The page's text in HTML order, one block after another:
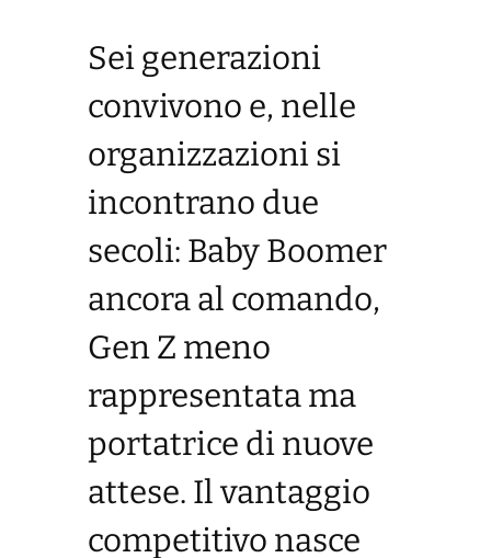
Sei generazioni
convivono e, nelle
organizzazioni si
incontrano due
secoli: Baby Boomer
ancora al comando,
Gen Z meno
rappresentata ma
portatrice di nuove
attese. Il vantaggio
competitivo nasce